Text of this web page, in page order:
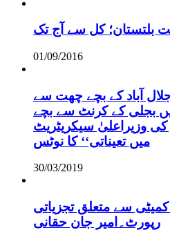
بلتستان؛ کل سے آج تک
01/09/2016
آباد کے بچے چھت سے
بجلی کے کرنٹ سے بچے
وزیراعلیٰ سیکریٹریٹ
میں تعیناتی‘‘ کا نوٹس
30/03/2019
سے متعلق تجزیاتی
رپورٹ۔امیر جان حقانی